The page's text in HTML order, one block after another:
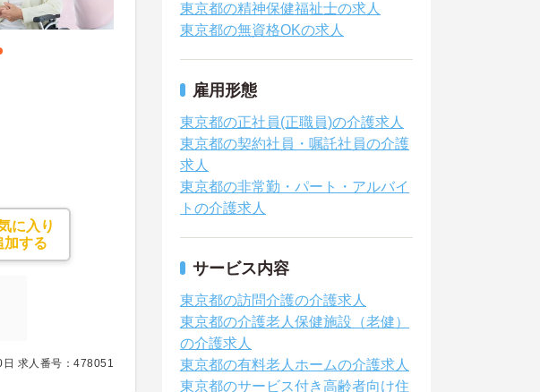
に入り
加する
求人番号：478051
東京都の精神保健福祉士の求人
東京都の無資格OKの求人
雇用形態
東京都の正社員(正職員)の介護求人
東京都の契約社員・嘱託社員の介護
求人
東京都の非常勤・パート・アルバイ
トの介護求人
サービス内容
東京都の訪問介護の介護求人
東京都の介護老人保健施設（老健）
の介護求人
東京都の有料老人ホームの介護求人
東京都のサービス付き高齢者向け住